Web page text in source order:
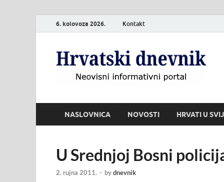
6. kolovoza 2026. Kontakt
NASLOVNICA NOVOSTI HRVATI U
U Srednjoj Bosni
2. rujna 2011. - bydnevnik